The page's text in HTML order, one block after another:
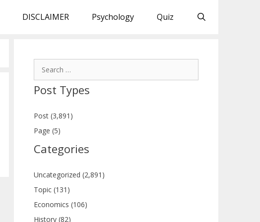
DISCLAIMER Psychology Quiz
Post Types
Post (3,891)
Page (5)
Categories
Uncategorized (2,891)
Topic (131)
Economics (106)
History (82)